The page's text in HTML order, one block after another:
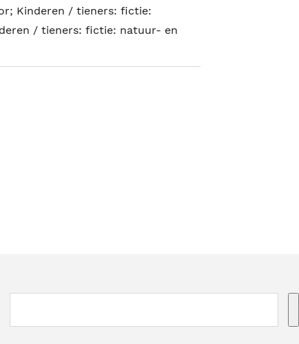
Kinderen / tieners: fictie:
/ tieners: fictie: natuur- en